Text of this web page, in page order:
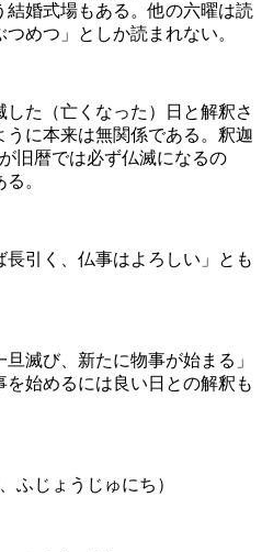
婚式場もある。他の六曜は読
めつ」としか読まれない。
た（亡くなった）日と解釈さ
に本来は無関係である。釈迦
旧暦では必ず仏滅になるの
。
長引く、仏事はよろしい」とも
滅び、新たに物事が始まる」
始めるには良い日との解釈も
ふじょうじゅにち）